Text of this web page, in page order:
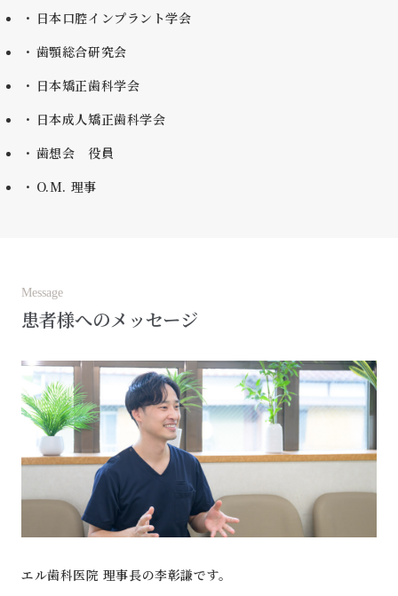
日本口腔インプラント学会
歯顎総合研究会
日本矯正歯科学会
日本成人矯正歯科学会
歯想会 役員
O.M. 理事
Message
患者様へのメッセージ
エル歯科医院 理事長の李彰謙です。